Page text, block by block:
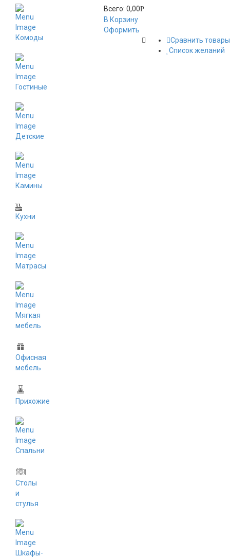
navigation
Комоды
Гостиные
Детские
Камины
Кухни
Матрасы
Мягкая
мебель
Офисная
мебель
Прихожие
Спальни
Столы
и
стулья
Шкафы-
Всего: 0,00Р
В Корзину
Оформить
Сравнить товары
Список желаний